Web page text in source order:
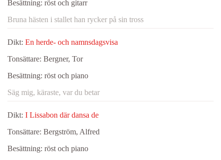
Besättning: röst och gitarr
Bruna hästen i stallet han rycker på sin tross
Dikt: En herde- och namnsdagsvisa
Tonsättare: Bergner, Tor
Besättning: röst och piano
Säg mig, käraste, var du betar
Dikt: I Lissabon där dansa de
Tonsättare: Bergström, Alfred
Besättning: röst och piano